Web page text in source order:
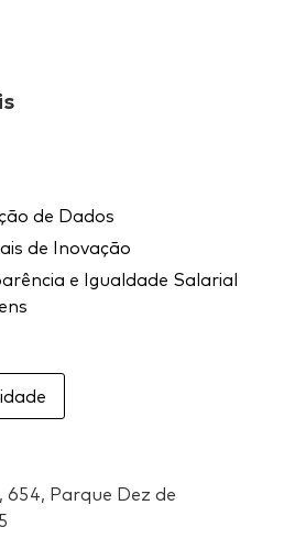
de Dados
de Inovação
e Igualdade Salarial
654, Parque Dez de